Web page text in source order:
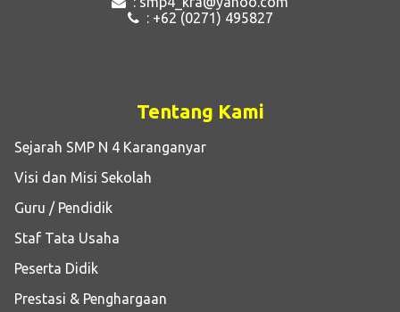
: +62 (0271) 495827
Tentang Kami
Sejarah SMP N 4 Karanganyar
Visi dan Misi Sekolah
Guru / Pendidik
Staf Tata Usaha
Peserta Didik
Prestasi & Penghargaan